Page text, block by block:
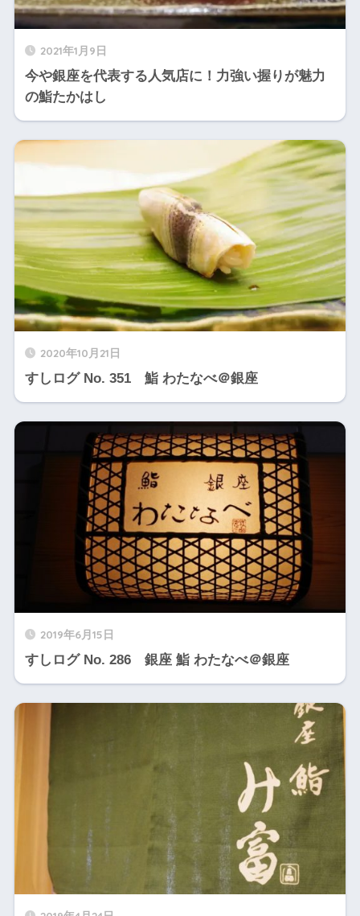
2021年1月9日
今や銀座を代表する人気店に！力強い握りが魅力
の鮨たかはし
2020年10月21日
すしログ No. 351 鮨 わたなべ＠銀座
2019年6月15日
すしログ No. 286 銀座 鮨 わたなべ＠銀座